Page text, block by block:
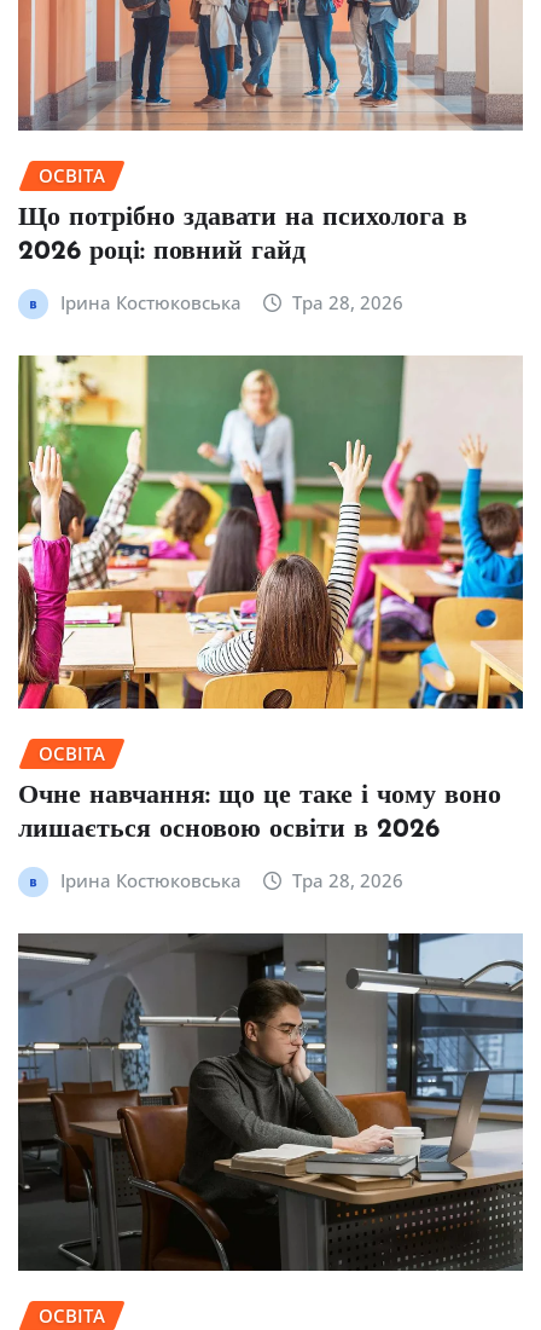
ОСВІТА
Що потрібно здавати на психолога в
2026 році: повний гайд
Ірина Костюковська Тра 28, 2026
ОСВІТА
Очне навчання: що це таке і чому воно
лишається основою освіти в 2026
Ірина Костюковська Тра 28, 2026
ОСВІТА